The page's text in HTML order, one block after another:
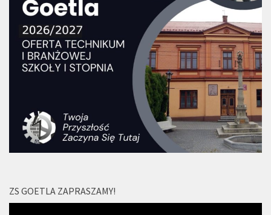
ZS GOETLA ZAPRASZAMY!